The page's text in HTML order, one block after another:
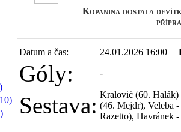
Kopanina dostala
Datum a čas: 24.01.2026 16:00 |
Góly: -
Sestava: Kralovič (60. Halák)
(46. Mejdr), Veleba
Razetto), Havránek